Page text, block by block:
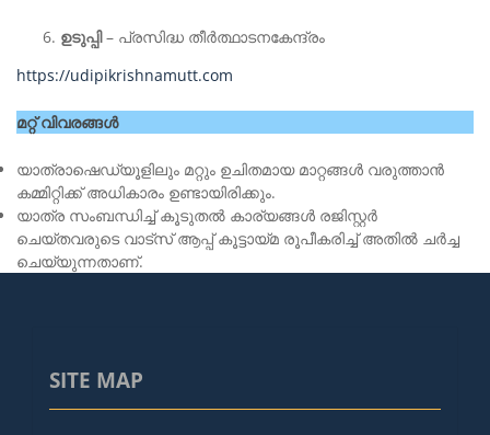
ഉടുപ്പി– പ്രസിദ്ധ തീർത്ഥാടനകേന്ദ്രം
https://udipikrishnamutt.com
മറ്റ് വിവരങ്ങൾ
യാത്രാഷെഡ്യൂളിലും മറ്റും ഉചിതമായ മാറ്റങ്ങൾ വരുത്താൻ
കമ്മിറ്റിക്ക് അധികാരം ഉണ്ടായിരിക്കും.
യാത്ര സംബന്ധിച്ച് കൂടുതൽ കാര്യങ്ങൾ രജിസ്റ്റർ
ചെയ്തവരുടെ വാട്സ് ആപ്പ് കൂട്ടായ്മ രൂപീകരിച്ച് അതിൽ ചർച്ച
ചെയ്യുന്നതാണ്.
SITE MAP